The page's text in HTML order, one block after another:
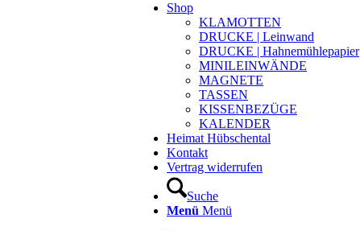
Shop
KLAMOTTEN
DRUCKE | Leinwand
DRUCKE | Hahnemühlepapier
MINILEINWÄNDE
MAGNETE
TASSEN
KISSENBEZÜGE
KALENDER
Heimat Hübschental
Kontakt
Vertrag widerrufen
Suche
Menü Menü